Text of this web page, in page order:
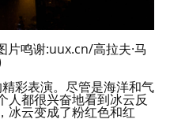
片鸣谢:uux.cn/高拉夫·马
彩表演。尽管是海洋和气
人都很兴奋地看到冰云反
冰云变成了粉红色和红